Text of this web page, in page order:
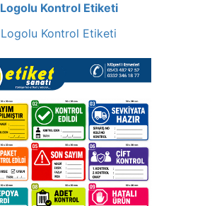
Logolu Kontrol Etiketi
Logolu Kontrol Etiketi